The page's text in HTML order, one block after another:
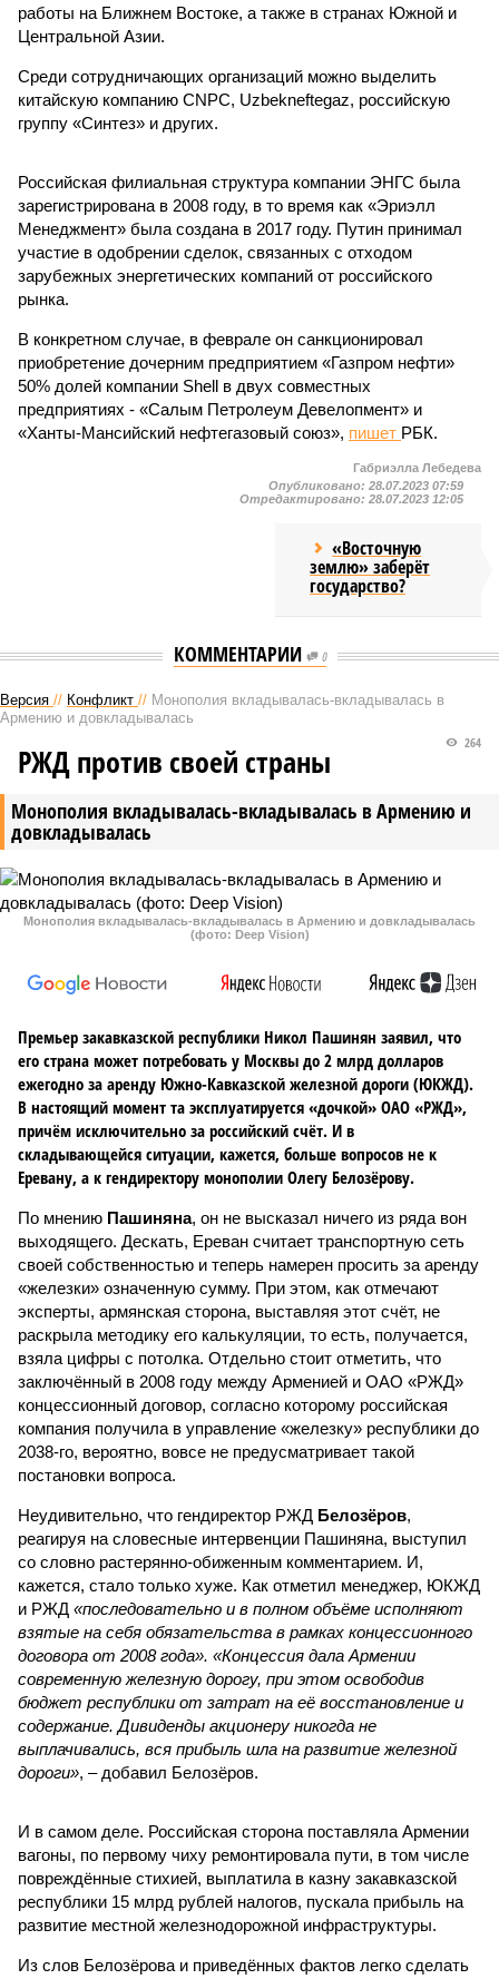
работы на Ближнем Востоке, а также в странах Южной и
Центральной Азии.
Среди сотрудничающих организаций можно выделить
китайскую компанию CNPC, Uzbekneftegaz, российскую
группу «Синтез» и других.
Российская филиальная структура компании ЭНГС была
зарегистрирована в 2008 году, в то время как «Эриэлл
Менеджмент» была создана в 2017 году. Путин принимал
участие в одобрении сделок, связанных с отходом
зарубежных энергетических компаний от российского
рынка.
В конкретном случае, в феврале он санкционировал
приобретение дочерним предприятием «Газпром нефти»
50% долей компании Shell в двух совместных
предприятиях - «Салым Петролеум Девелопмент» и
«Ханты-Мансийский нефтегазовый союз», пишет РБК.
Габриэлла Лебедева
Опубликовано: 28.07.2023 07:59
Отредактировано: 28.07.2023 12:05
«Восточную
землю» заберёт
государство?
КОММЕНТАРИИ 0
Версия // Конфликт // Монополия вкладывалась-вкладывалась в
Армению и довкладывалась
Монополия вкладывалась-вкладывалась в Армению и
довкладывалась
264
РЖД против своей страны
Монополия вкладывалась-вкладывалась в Армению и довкладывалась
(фото: Deep Vision)
Премьер закавказской республики Никол Пашинян заявил, что
его страна может потребовать у Москвы до 2 млрд долларов
ежегодно за аренду Южно-Кавказской железной дороги (ЮКЖД).
В настоящий момент та эксплуатируется «дочкой» ОАО «РЖД»,
причём исключительно за российский счёт. И в
складывающейся ситуации, кажется, больше вопросов не к
Еревану, а к гендиректору монополии Олегу Белозёрову.
По мнению Пашиняна, он не высказал ничего из ряда вон
выходящего. Дескать, Ереван считает транспортную сеть
своей собственностью и теперь намерен просить за аренду
«железки» означенную сумму. При этом, как отмечают
эксперты, армянская сторона, выставляя этот счёт, не
раскрыла методику его калькуляции, то есть, получается,
взяла цифры с потолка. Отдельно стоит отметить, что
заключённый в 2008 году между Арменией и ОАО «РЖД»
концессионный договор, согласно которому российская
компания получила в управление «железку» республики до
2038-го, вероятно, вовсе не предусматривает такой
постановки вопроса.
Неудивительно, что гендиректор РЖД Белозёров,
реагируя на словесные интервенции Пашиняна, выступил
со словно растерянно-обиженным комментарием. И,
кажется, стало только хуже. Как отметил менеджер, ЮКЖД
и РЖД «последовательно и в полном объёме исполняют
взятые на себя обязательства в рамках концессионного
договора от 2008 года». «Концессия дала Армении
современную железную дорогу, при этом освободив
бюджет республики от затрат на её восстановление и
содержание. Дивиденды акционеру никогда не
выплачивались, вся прибыль шла на развитие железной
дороги», – добавил Белозёров.
И в самом деле. Российская сторона поставляла Армении
вагоны, по первому чиху ремонтировала пути, в том числе
повреждённые стихией, выплатила в казну закавказской
республики 15 млрд рублей налогов, пускала прибыль на
развитие местной железнодорожной инфраструктуры.
Из слов Белозёрова и приведённых фактов легко сделать